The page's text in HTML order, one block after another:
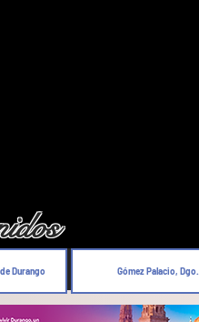
Durango Gómez Palacio, Dgo.